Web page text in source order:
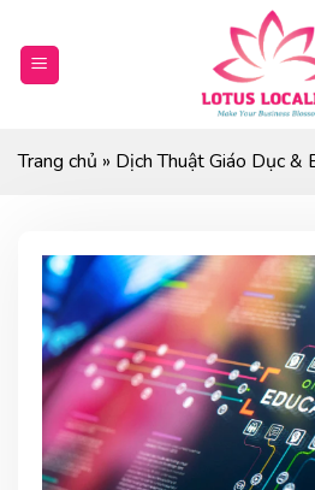
content
Trang chủ » Dịch Thuật Giáo Dục &